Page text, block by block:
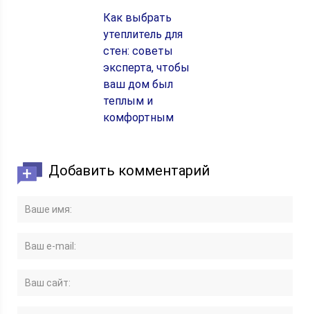
Как выбрать
утеплитель для
стен: советы
эксперта, чтобы
ваш дом был
теплым и
комфортным
Добавить комментарий